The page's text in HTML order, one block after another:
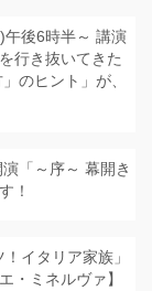
午後6時半～ 講演
行き抜いてきた
のヒント」が、
「～序～ 幕開き
！
イタリア家族」
・ミネルヴァ】